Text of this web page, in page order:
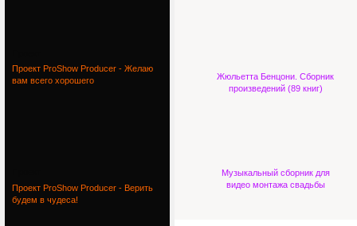
Жюльетта Бенцони. Сборник
произведений (89 книг)
Музыкальный сборник для
видео монтажа свадьбы
Проект ProShow Producer - Желаю
вам всего хорошего
Проект ProShow Producer - Верить
будем в чудеса!